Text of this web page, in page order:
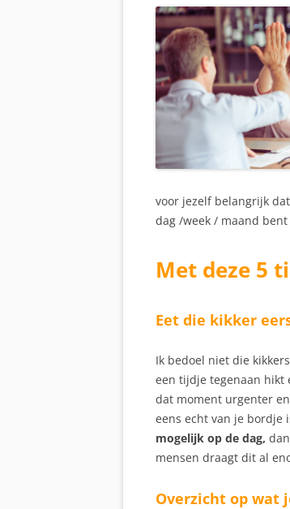
voor jezelf belangrijk
dag /week / maand
Met deze 5
Eet die kikker
Ik bedoel niet die
een tijdje tegenaan hikt
dat moment urgenter
eens echt van je bordje
mogelijk op de dag,
mensen draagt dit al
Overzicht op wat